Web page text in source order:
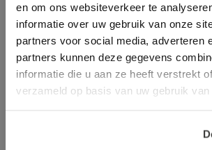
en om ons websiteverkeer te
informatie over uw gebruik van onze
partners voor social media, adverteren
partners kunnen deze gegevens
informatie die u aan ze heeft verstrekt
verzameld op basis van uw gebruik